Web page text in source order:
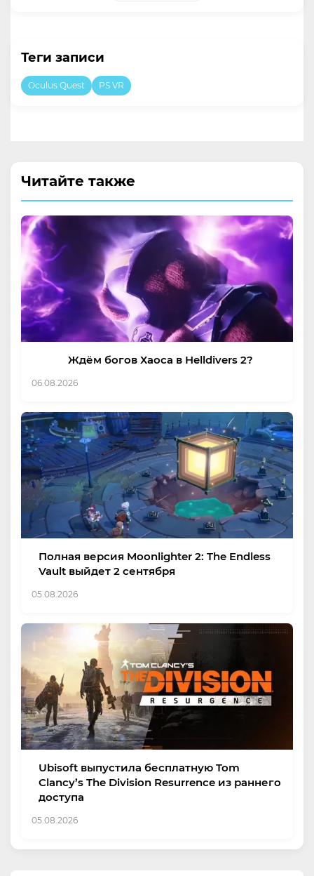
Теги записи
Oculus Quest PS VR
Читайте также
Ждём богов Хаоса в Helldivers 2?
06.08.2026
Полная версия Moonlighter 2: The Endless
Vault выйдет 2 сентября
05.08.2026
Ubisoft выпустила бесплатную Tom
Clancy’s The Division Resurrence из раннего
доступа
05.08.2026